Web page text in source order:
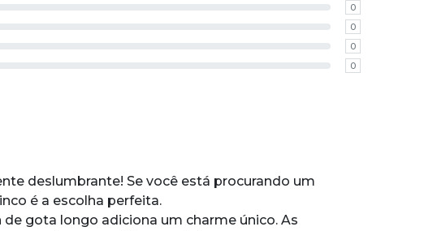
0
0
0
0
deslumbrante! Se você está procurando um
é a escolha perfeita.
gota longo adiciona um charme único. As